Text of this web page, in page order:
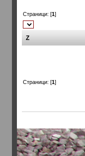
Страници: [1]
Z
Страници: [1]